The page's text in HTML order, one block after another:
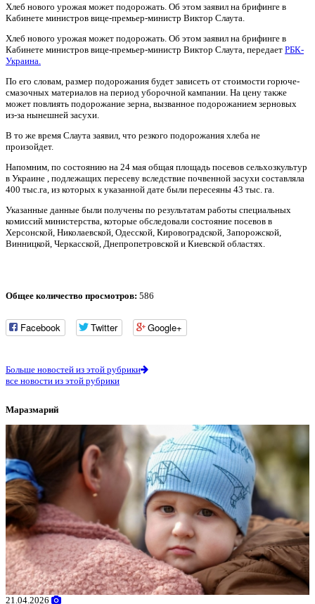
Хлеб нового урожая может подорожать. Об этом заявил на брифинге в
Кабинете министров вице-премьер-министр Виктор Слаута.
Хлеб нового урожая может подорожать. Об этом заявил на брифинге в
Кабинете министров вице-премьер-министр Виктор Слаута, передает РБК-
Украина.
По его словам, размер подорожания будет зависеть от стоимости горюче-
смазочных материалов на период уборочной кампании. На цену также
может повлиять подорожание зерна, вызванное подорожанием зерновых
из-за нынешней засухи.
В то же время Слаута заявил, что резкого подорожания хлеба не
произойдет.
Напомним, по состоянию на 24 мая общая площадь посевов сельхозкультур
в Украине , подлежащих пересеву вследствие почвенной засухи составляла
400 тыс.га, из которых к указанной дате были пересеяны 43 тыс. га.
Указанные данные были получены по результатам работы специальных
комиссий министерства, которые обследовали состояние посевов в
Херсонской, Николаевской, Одесской, Кировоградской, Запорожской,
Винницкой, Черкасской, Днепропетровской и Киевской областях.
Общее количество просмотров: 586
Facebook Twitter Google+
Больше новостей из этой рубрики
все новости из этой рубрики
Маразмарий
21.04.2026